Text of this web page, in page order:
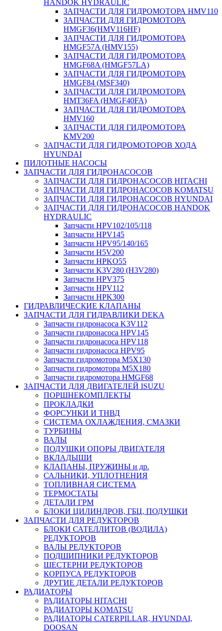
HANDOK HYDRAULIC
ЗАПЧАСТИ ДЛЯ ГИДРОМОТОРА HMV110
ЗАПЧАСТИ ДЛЯ ГИДРОМОТОРА
HMGF36(HMV116HF)
ЗАПЧАСТИ ДЛЯ ГИДРОМОТОРА
HMGF57A (HMV155)
ЗАПЧАСТИ ДЛЯ ГИДРОМОТОРА
HMGF68A (HMGF57LA)
ЗАПЧАСТИ ДЛЯ ГИДРОМОТОРА
HMGF84 (MSF340)
ЗАПЧАСТИ ДЛЯ ГИДРОМОТОРА
HMT36FA (HMGF40FA)
ЗАПЧАСТИ ДЛЯ ГИДРОМОТОРА
HMV160
ЗАПЧАСТИ ДЛЯ ГИДРОМОТОРА
KMV200
ЗАПЧАСТИ ДЛЯ ГИДРОМОТОРОВ ХОДА
HYUNDAI
ПИЛОТНЫЕ НАСОСЫ
ЗАПЧАСТИ ДЛЯ ГИДРОНАСОСОВ
ЗАПЧАСТИ ДЛЯ ГИДРОНАСОСОВ HITACHI
ЗАПЧАСТИ ДЛЯ ГИДРОНАСОСОВ KOMATSU
ЗАПЧАСТИ ДЛЯ ГИДРОНАСОСОВ HYUNDAI
ЗАПЧАСТИ ДЛЯ ГИДРОНАСОСОВ HANDOK
HYDRAULIC
Запчасти HPV102/105/118
Запчасти HPV145
Запчасти HPV95/140/165
Запчасти H5V200
Запчасти HPKO55
Запчасти K3V280 (H3V280)
Запчасти HPV375
Запчасти HPV112
Запчасти HPK300
ГИДРАВЛИЧЕСКИЕ КЛАПАНЫ
ЗАПЧАСТИ ДЛЯ ГИДРАВЛИКИ DEKA
Запчасти гидронасоса K3V112
Запчасти гидронасоса HPV145
Запчасти гидронасоса HPV118
Запчасти гидронасоса HPV95
Запчасти гидромотора M5X130
Запчасти гидромотора M5X180
Запчасти гидромотора HMGF68
ЗАПЧАСТИ ДЛЯ ДВИГАТЕЛЕЙ ISUZU
ПОРШНЕКОМПЛЕКТЫ
ПРОКЛАДКИ
ФОРСУНКИ И ТНВД
СИСТЕМА ОХЛАЖДЕНИЯ, СМАЗКИ
ТУРБИНЫ
ВАЛЫ
ПОДУШКИ ОПОРЫ ДВИГАТЕЛЯ
ВКЛАДЫШИ
КЛАПАНЫ, ПРУЖИНЫ и др.
САЛЬНИКИ, УПЛОТНЕНИЯ
ТОПЛИВНАЯ СИСТЕМА
ТЕРМОСТАТЫ
ДЕТАЛИ ГРМ
БЛОКИ ЦИЛИНДРОВ, ГБЦ, ПОДУШКИ
ЗАПЧАСТИ ДЛЯ РЕДУКТОРОВ
БЛОКИ САТЕЛЛИТОВ (ВОДИЛА)
РЕДУКТОРОВ
ВАЛЫ РЕДУКТОРОВ
ПОДШИПНИКИ РЕДУКТОРОВ
ШЕСТЕРНИ РЕДУКТОРОВ
КОРПУСА РЕДУКТОРОВ
ДРУГИЕ ДЕТАЛИ РЕДУКТОРОВ
РАДИАТОРЫ
РАДИАТОРЫ HITACHI
РАДИАТОРЫ KOMATSU
РАДИАТОРЫ CATERPILLAR, HYUNDAI,
DOOSAN